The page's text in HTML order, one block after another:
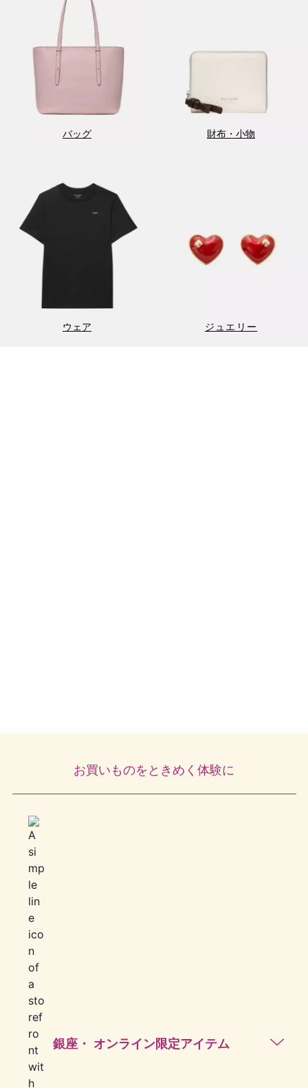
バッグ 財布・小物
ウェア ジュエリー
お買いものをときめく体験に
銀座・ オンライン限定アイテム